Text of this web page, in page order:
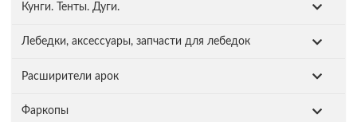
Кунги. Тенты. Дуги.
Лебедки, аксессуары, запчасти для лебедок
Расширители арок
Фаркопы